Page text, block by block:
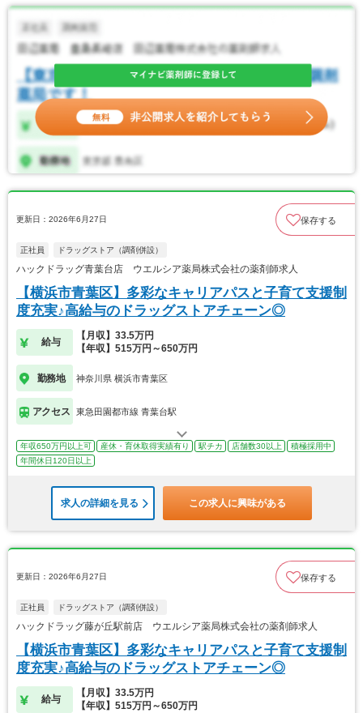
更新日：2026年6月27日 保存する
正社員 ドラッグストア（調剤併設）
ハックドラッグ青葉台店 ウエルシア薬局株式会社の薬剤師求人
【横浜市青葉区】多彩なキャリアパスと子育て支援制
度充実♪高給与のドラッグストアチェーン◎
給与
【月収】33.5万円
【年収】515万円～650万円
勤務地 神奈川県 横浜市青葉区
アクセス 東急田園都市線 青葉台駅
年収650万円以上可 産休・育休取得実績有り 駅チカ 店舗数30以上
積極採用中
年間休日120日以上
求人の詳細を見る この求人に興味がある
更新日：2026年6月27日 保存する
正社員 ドラッグストア（調剤併設）
ハックドラッグ藤が丘駅前店 ウエルシア薬局株式会社の薬剤師求人
【横浜市青葉区】多彩なキャリアパスと子育て支援制
度充実♪高給与のドラッグストアチェーン◎
給与
【月収】33.5万円
【年収】515万円～650万円